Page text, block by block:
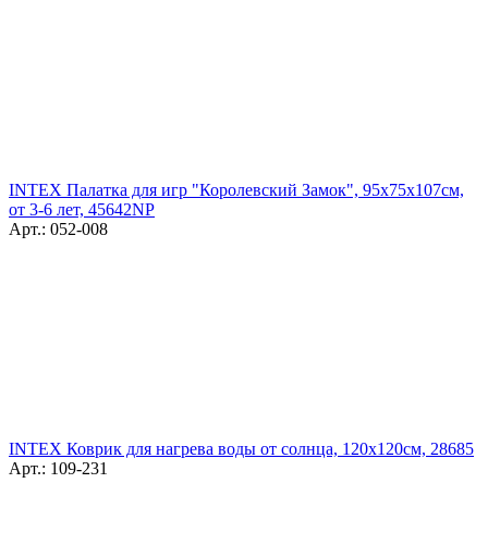
INTEX Палатка для игр "Королевский Замок", 95x75x107см,
от 3-6 лет, 45642NP
Арт.: 052-008
INTEX Коврик для нагрева воды от солнца, 120х120см, 28685
Арт.: 109-231